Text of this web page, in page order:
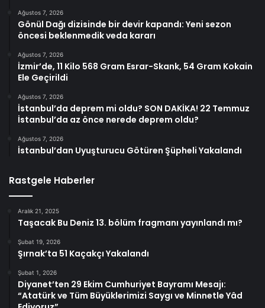
Ağustos 7, 2026
Gönül Dağı dizisinde bir devir kapandı: Yeni sezon
öncesi beklenmedik veda kararı
Ağustos 7, 2026
İzmir’de, 11 Kilo 568 Gram Esrar-Skank, 54 Gram Kokain
Ele Geçirildi
Ağustos 7, 2026
İstanbul’da deprem mi oldu? SON DAKİKA! 22 Temmuz
İstanbul’da az önce nerede deprem oldu?
Ağustos 7, 2026
İstanbul’dan Uyuşturucu Götüren Şüpheli Yakalandı
Rastgele Haberler
Aralık 21, 2025
Taşacak Bu Deniz 13. bölüm fragmanı yayınlandı mı?
Şubat 19, 2026
Şırnak’ta 51 Kaçakçı Yakalandı
Şubat 1, 2026
Diyanet’ten 29 Ekim Cumhuriyet Bayramı Mesajı:
“Atatürk ve Tüm Büyüklerimizi Saygı ve Minnetle Yâd